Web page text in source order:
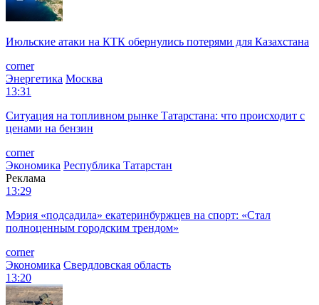
Июльские атаки на КТК обернулись потерями для Казахстана
corner
Энергетика Москва
13:31
Ситуация на топливном рынке Татарстана: что происходит с
ценами на бензин
corner
Экономика Республика Татарстан
Реклама
13:29
Мэрия «подсадила» екатеринбуржцев на спорт: «Стал
полноценным городским трендом»
corner
Экономика Свердловская область
13:20